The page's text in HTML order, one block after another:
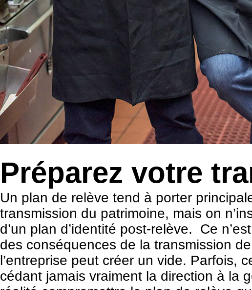
Préparez votre
Un plan de relève tend à porter
transmission du patrimoine, mais on
d’un plan d’identité post-relève. Ce
des conséquences de la transmission
l’entreprise peut créer un vide. Parfois,
cédant jamais vraiment la direction à la